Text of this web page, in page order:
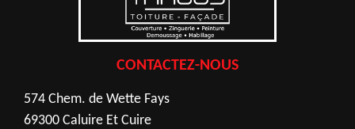
CONTACTEZ-NOUS
574 Chem. de Wette Fays
69300 Caluire Et Cuire